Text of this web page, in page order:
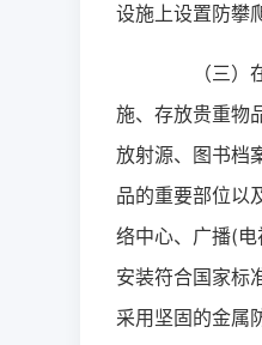
设施上设置防攀
（三）在
施、存放贵重物
放射源、图书档
品的重要部位以
络中心、广播(
安装符合国家标
采用坚固的金属